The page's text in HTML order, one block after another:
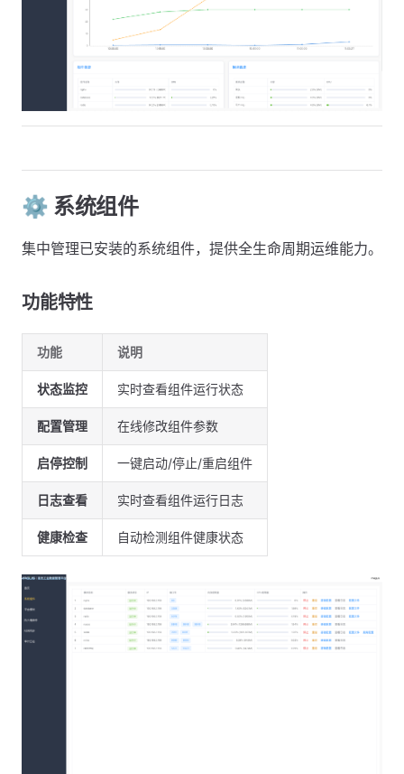
⚙️ 系统组件
集中管理已安装的系统组件，提供全生命周期运维能力。
功能特性
功能 说明
状态监控 实时查看组件运行状态
配置管理 在线修改组件参数
启停控制 一键启动/停止/重启组件
日志查看 实时查看组件运行日志
健康检查 自动检测组件健康状态